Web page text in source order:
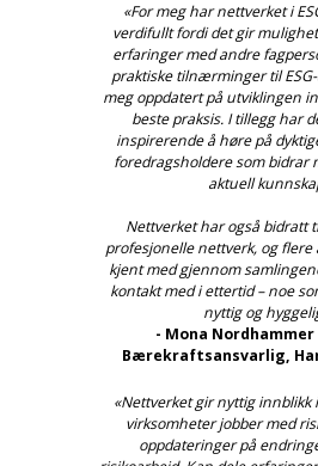
«For meg har nettverket i
verdifullt fordi det gir
erfaringer med andre
praktiske tilnærminger til
meg oppdatert på utviklingen
beste praksis. I tillegg har
inspirerende å høre på
foredragsholdere som bidrar
aktuell
Nettverket har også bidratt
profesjonelle nettverk, og flere
kjent med gjennom
kontakt med i ettertid – noe
nyttig og
- Mona
Bærekraftsansvarlig,
«Nettverket gir nyttig innblikk
virksomheter jobber med
oppdateringer på